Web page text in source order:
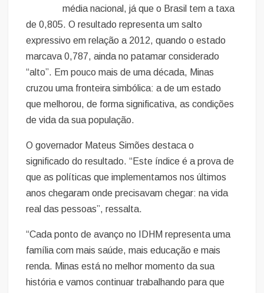
média nacional, já que o Brasil tem a taxa
de 0,805. O resultado representa um salto
expressivo em relação a 2012, quando o estado
marcava 0,787, ainda no patamar considerado
“alto”. Em pouco mais de uma década, Minas
cruzou uma fronteira simbólica: a de um estado
que melhorou, de forma significativa, as condições
de vida da sua população.
O governador Mateus Simões destaca o
significado do resultado. “Este índice é a prova de
que as políticas que implementamos nos últimos
anos chegaram onde precisavam chegar: na vida
real das pessoas”, ressalta.
“Cada ponto de avanço no IDHM representa uma
família com mais saúde, mais educação e mais
renda. Minas está no melhor momento da sua
história e vamos continuar trabalhando para que